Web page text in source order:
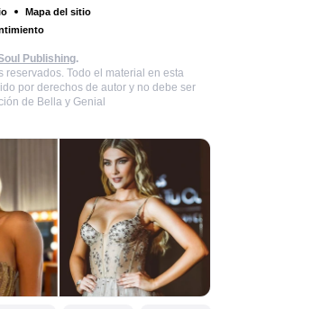
Mapa del sitio
Publishing.
reservados. Todo el material en esta
por derechos de autor y no debe ser
de Bella y Genial